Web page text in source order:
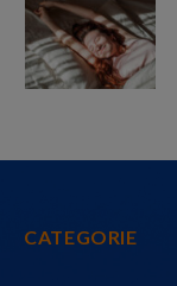
CATEGORIE